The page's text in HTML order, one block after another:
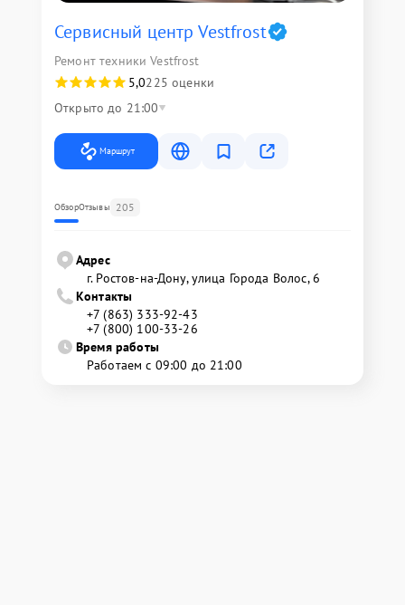
Сервисный центр Vestfrost
Ремонт техники Vestfrost
5,0225 оценки
Открыто до 21:00
Маршрут
ОбзорОтзывы 205
Адрес
г. Ростов-на-Дону, улица Города Волос, 6
Контакты
+7 (863) 333-92-43
+7 (800) 100-33-26
Время работы
Работаем с 09:00 до 21:00